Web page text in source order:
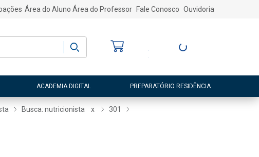
Área do Aluno Área do Professor Fale Conosco Ouvidoria
Entre ou Cadastre-
ACADEMIA DIGITAL PREPARATÓRIO RESIDÊNCIA
Busca: nutricionista x
301